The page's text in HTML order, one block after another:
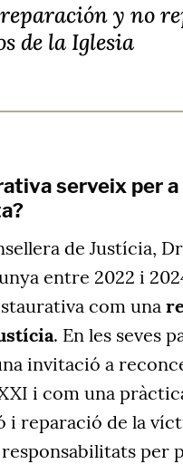
y no
de la Iglesia
serveix per
de Justícia,
entre 2022 i
com una
. En les seves
invitació a
i com una
i reparació de la
per